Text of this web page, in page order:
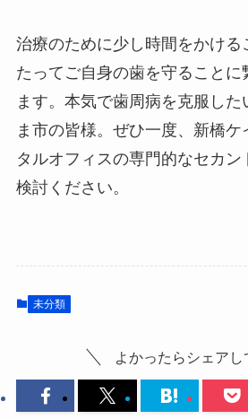
治療のために少し時間をかける
たってご自身の歯を守ることに
ます。本気で歯周病を克服した
ま市の皆様。ぜひ一度、新橋ケ
タルオフィスの専門的なセカ
検討ください。
未分類
よかったらシェアし